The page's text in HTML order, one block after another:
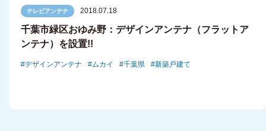
テレビアンテナ 2018.07.18
千葉市緑区おゆみ野：デザインアンテナ（フラットア
ンテナ）を設置!!
デザインアンテナ ムカイ 千葉県 新築戸建て